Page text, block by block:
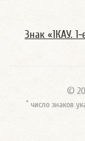
Знак «1КАУ.
©
* число знаков